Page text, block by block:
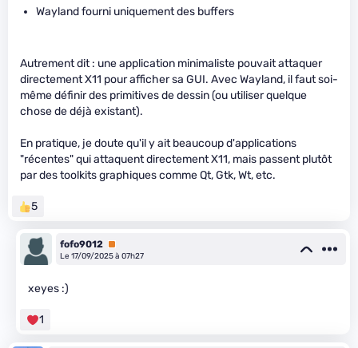
Wayland fourni uniquement des buffers
Autrement dit : une application minimaliste pouvait attaquer
directement X11 pour afficher sa GUI. Avec Wayland, il faut soi-
même définir des primitives de dessin (ou utiliser quelque
chose de déjà existant).
En pratique, je doute qu'il y ait beaucoup d'applications
"récentes" qui attaquent directement X11, mais passent plutôt
par des toolkits graphiques comme Qt, Gtk, Wt, etc.
5
fofo9012 Premium
Le 17/09/2025 à 07h27
xeyes :)
1